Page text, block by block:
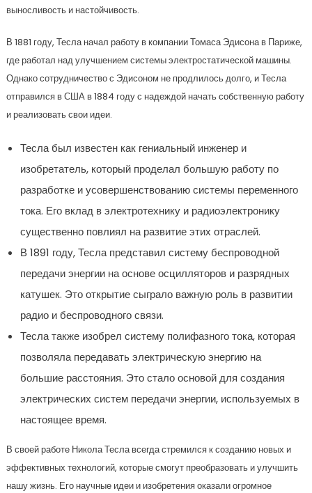
выносливость и настойчивость.
В 1881 году, Тесла начал работу в компании Томаса Эдисона в Париже,
где работал над улучшением системы электростатической машины.
Однако сотрудничество с Эдисоном не продлилось долго, и Тесла
отправился в США в 1884 году с надеждой начать собственную работу
и реализовать свои идеи.
Тесла был известен как гениальный инженер и
изобретатель, который проделал большую работу по
разработке и усовершенствованию системы переменного
тока. Его вклад в электротехнику и радиоэлектронику
существенно повлиял на развитие этих отраслей.
В 1891 году, Тесла представил систему беспроводной
передачи энергии на основе осцилляторов и разрядных
катушек. Это открытие сыграло важную роль в развитии
радио и беспроводного связи.
Тесла также изобрел систему полифазного тока, которая
позволяла передавать электрическую энергию на
большие расстояния. Это стало основой для создания
электрических систем передачи энергии, используемых в
настоящее время.
В своей работе Никола Тесла всегда стремился к созданию новых и
эффективных технологий, которые смогут преобразовать и улучшить
нашу жизнь. Его научные идеи и изобретения оказали огромное